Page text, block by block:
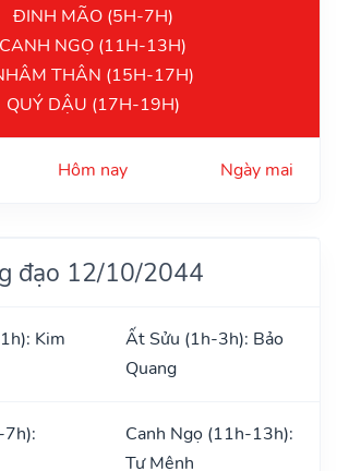
ĐINH MÃO (5H-7H)
CANH NGỌ (11H-13H)
THÂN (15H-17H)
QUÝ DẬU (17H-19H)
Hôm nay Ngày mai
đạo 12/10/2044
Kim
Ất Sửu (1h-3h): Bảo
Quang
Canh Ngọ (11h-13h):
Tư Mệnh